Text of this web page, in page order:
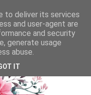
to deliver its services
and user-agent are
and security
generate usage
abuse.
IT